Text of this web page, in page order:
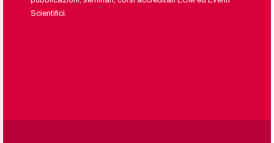
Realizziamo dal 1998, anno della nostra fondazione,
pubblicazioni, seminari, corsi accreditati ECM ed Eventi